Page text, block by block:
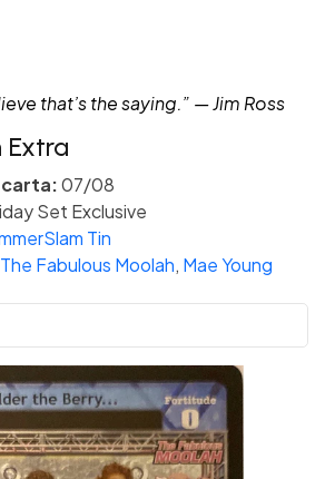
that’s the saying.” — Jim Ross
Extra
carta:07/08
Set Exclusive
Tin
The Fabulous Moolah, Mae Young